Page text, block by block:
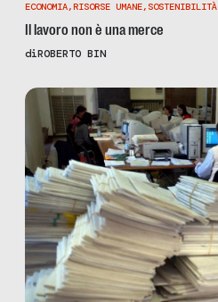
ECONOMIA,RISORSE UMANE, SOSTENIBILITÀ
Il lavoro non è una merce
diROBERTO BIN